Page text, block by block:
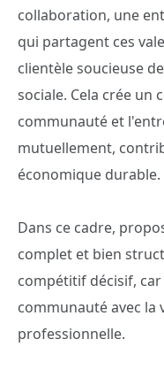
collaboration, une
qui partagent ces
clientèle soucieuse
sociale. Cela crée un
communauté et
mutuellement,
économique durable.
Dans ce cadre,
complet et bien
compétitif décisif,
communauté avec la
professionnelle.